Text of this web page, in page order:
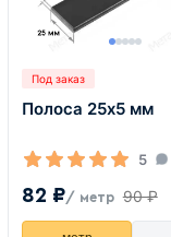
Под заказ
Полоса 25х5 мм
5
82 ₽/ метр 90 ₽